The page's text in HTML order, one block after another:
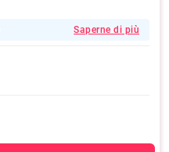
Saperne di più